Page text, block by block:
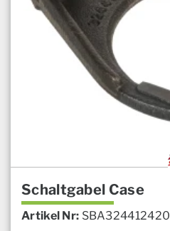
Schaltgabel Case
Artikel Nr: SBA324412420